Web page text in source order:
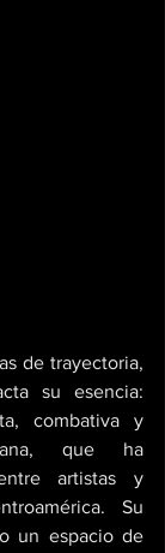
de trayectoria,
su esencia:
combativa y
que ha
artistas y
Su
un espacio de